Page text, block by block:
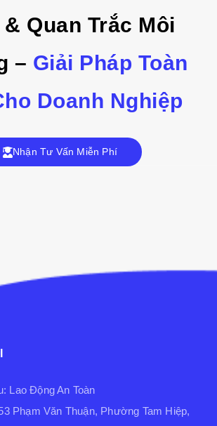
Quan Trắc Môi
– Giải Pháp Toàn
Doanh Nghiệp
Nhận Tư Vấn Miễn Phí
Lao Động An Toàn
Phạm Văn Thuận, Phường Tam Hiệp,